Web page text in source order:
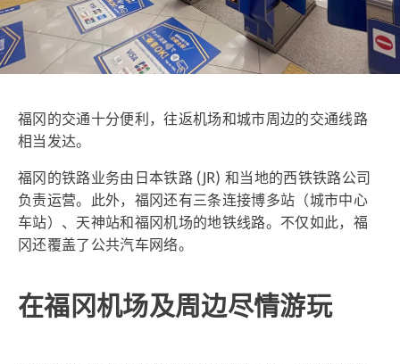
福冈的交通十分便利，往返机场和城市周边的交通线路
相当发达。
福冈的铁路业务由日本铁路 (JR) 和当地的西铁铁路公司
负责运营。此外，福冈还有三条连接博多站（城市中心
车站）、天神站和福冈机场的地铁线路。不仅如此，福
冈还覆盖了公共汽车网络。
在福冈机场及周边尽情游玩